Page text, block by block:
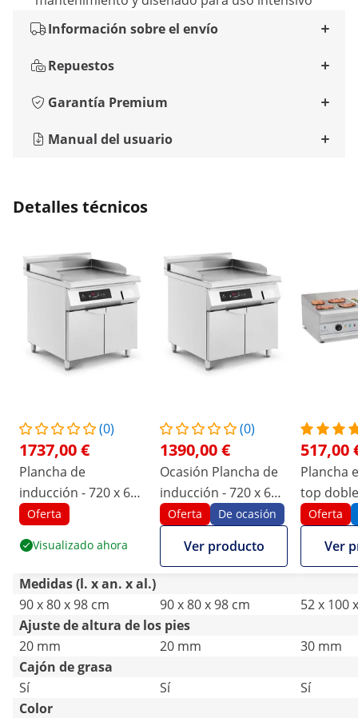
Información sobre el envío
Repuestos
Garantía Premium
Manual del usuario
Detalles técnicos
(0)
1737,00 €
Plancha de
inducción - 720 x 610
mm - lisa - 10000 W -
Oferta
Visualizado ahora
(0)
1390,00 €
Ocasión Plancha de
inducción - 720 x 610
mm - lisa - 10000 W -
Royal Catering
Oferta De ocasión
Ver producto
517,00
Plancha
top
liso - 2 x
Oferta
Ver
Medidas (l. x an. x al.)
90 x 80 x 98 cm
90 x 80 x 98 cm
52 x 100
Ajuste de altura de los pies
20 mm
20 mm
30 mm
Cajón de grasa
Sí
Sí
Sí
Color